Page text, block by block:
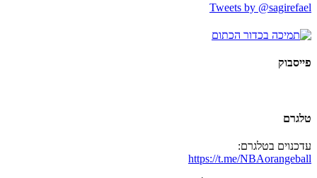
Tweets by @sagirefael
פייסבוק
טלגרם
עדכנוים בטלגרם:
https://t.me/NBAorangeball